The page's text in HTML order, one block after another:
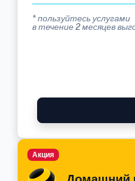
* пользуйтесь услугами
в течение 2 месяцев
Акция